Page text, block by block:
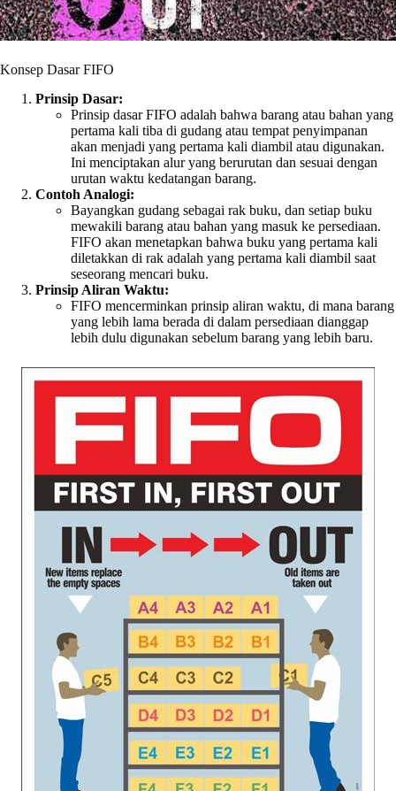
Konsep Dasar FIFO
Prinsip Dasar:
Prinsip dasar FIFO adalah bahwa barang atau bahan yang
pertama kali tiba di gudang atau tempat penyimpanan
akan menjadi yang pertama kali diambil atau digunakan.
Ini menciptakan alur yang berurutan dan sesuai dengan
urutan waktu kedatangan barang.
Contoh Analogi:
Bayangkan gudang sebagai rak buku, dan setiap buku
mewakili barang atau bahan yang masuk ke persediaan.
FIFO akan menetapkan bahwa buku yang pertama kali
diletakkan di rak adalah yang pertama kali diambil saat
seseorang mencari buku.
Prinsip Aliran Waktu:
FIFO mencerminkan prinsip aliran waktu, di mana barang
yang lebih lama berada di dalam persediaan dianggap
lebih dulu digunakan sebelum barang yang lebih baru.